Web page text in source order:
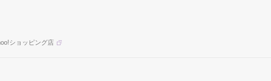
ショッピング店